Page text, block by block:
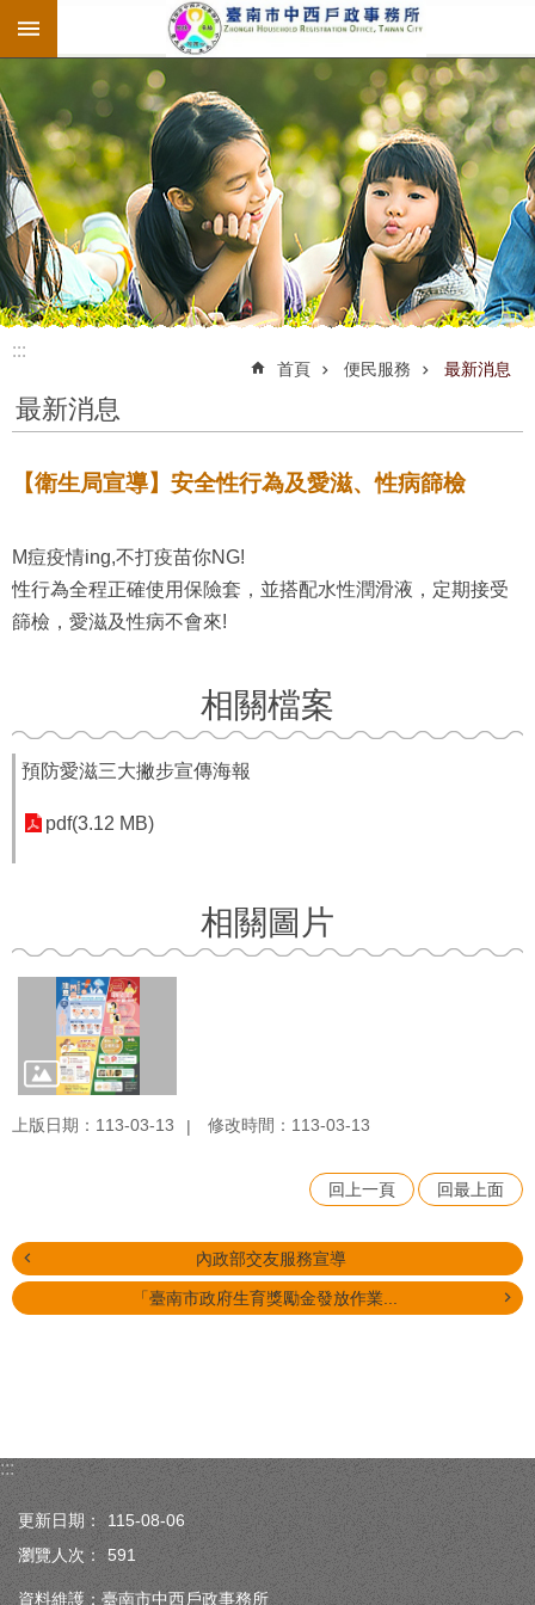
跳到主要內容區塊
:::
:::
首頁 便民服務 最新消息
最新消息
【衛生局宣導】安全性行為及愛滋、性病篩檢
M痘疫情ing,不打疫苗你NG!
性行為全程正確使用保險套，並搭配水性潤滑液，定期接受
篩檢，愛滋及性病不會來!
相關檔案
預防愛滋三大撇步宣傳海報
pdf(3.12 MB)
相關圖片
上版日期：113-03-13 修改時間：113-03-13
回上一頁 回最上面
內政部交友服務宣導
「臺南市政府生育獎勵金發放作業...
:::
更新日期：
115-08-06
瀏覽人次：
591
資料維護：臺南市中西戶政事務所